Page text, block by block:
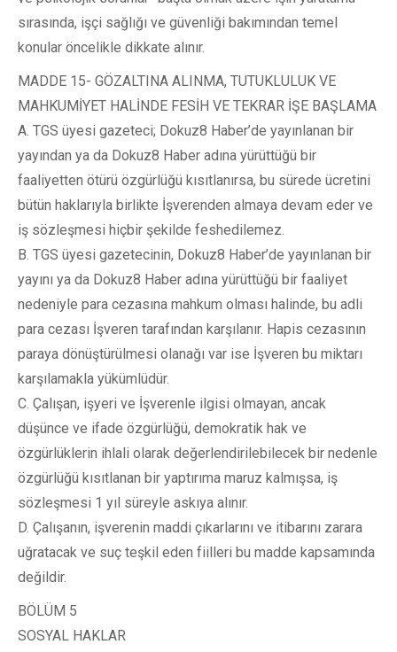
sırasında, işçi sağlığı ve güvenliği bakımından temel
konular öncelikle dikkate alınır.
MADDE 15- GÖZALTINA ALINMA, TUTUKLULUK VE
MAHKUMİYET HALİNDE FESİH VE TEKRAR İŞE BAŞLAMA
A. TGS üyesi gazeteci; Dokuz8 Haber’de yayınlanan bir
yayından ya da Dokuz8 Haber adına yürüttüğü bir
faaliyetten ötürü özgürlüğü kısıtlanırsa, bu sürede ücretini
bütün haklarıyla birlikte İşverenden almaya devam eder ve
iş sözleşmesi hiçbir şekilde feshedilemez.
B. TGS üyesi gazetecinin, Dokuz8 Haber’de yayınlanan bir
yayını ya da Dokuz8 Haber adına yürüttüğü bir faaliyet
nedeniyle para cezasına mahkum olması halinde, bu adli
para cezası İşveren tarafından karşılanır. Hapis cezasının
paraya dönüştürülmesi olanağı var ise İşveren bu miktarı
karşılamakla yükümlüdür.
C. Çalışan, işyeri ve İşverenle ilgisi olmayan, ancak
düşünce ve ifade özgürlüğü, demokratik hak ve
özgürlüklerin ihlali olarak değerlendirilebilecek bir nedenle
özgürlüğü kısıtlanan bir yaptırıma maruz kalmışsa, iş
sözleşmesi 1 yıl süreyle askıya alınır.
D. Çalışanın, işverenin maddi çıkarlarını ve itibarını zarara
uğratacak ve suç teşkil eden fiilleri bu madde kapsamında
değildir.
BÖLÜM 5
SOSYAL HAKLAR